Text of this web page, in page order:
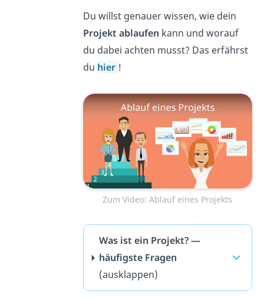
Du willst genauer wissen, wie dein
Projekt ablaufen kann und worauf
du dabei achten musst? Das erfährst
du hier !
Zum Video: Ablauf eines Projekts
Was ist ein Projekt? —
häufigste Fragen
(ausklappen)